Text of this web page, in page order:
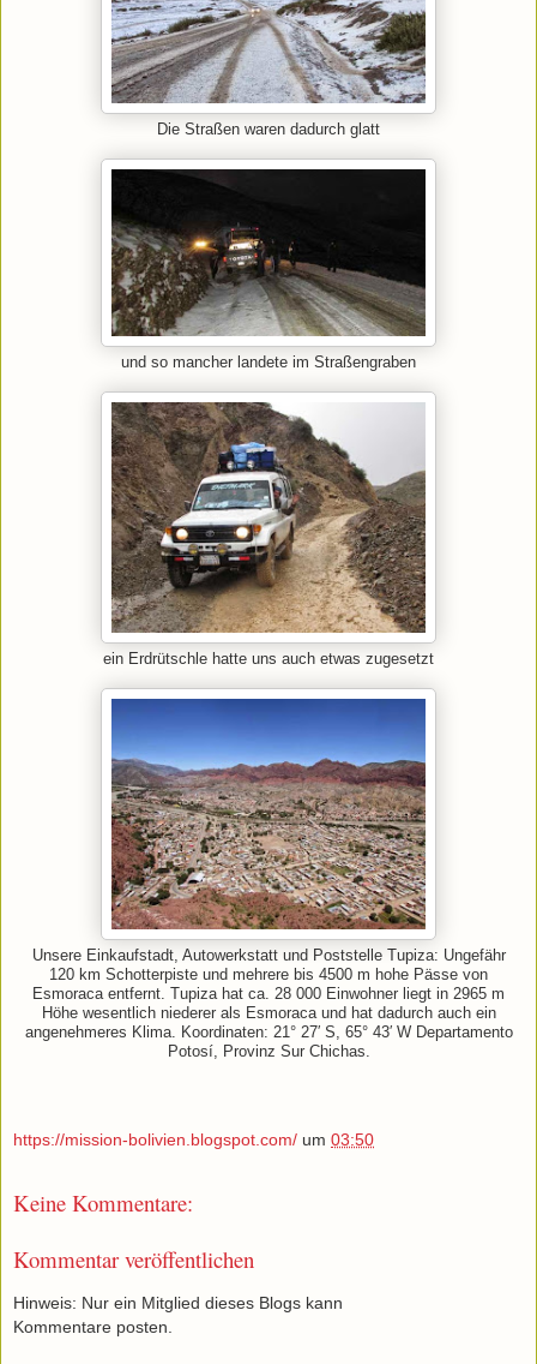
Die Straßen waren dadurch glatt
und so mancher landete im Straßengraben
ein Erdrütschle hatte uns auch etwas zugesetzt
Unsere Einkaufstadt, Autowerkstatt und Poststelle Tupiza: Ungefähr
120 km Schotterpiste und mehrere bis 4500 m hohe Pässe von
Esmoraca entfernt. Tupiza hat ca. 28 000 Einwohner liegt in 2965 m
Höhe wesentlich niederer als Esmoraca und hat dadurch auch ein
angenehmeres Klima. Koordinaten: 21° 27′ S, 65° 43′ W Departamento
Potosí, Provinz Sur Chichas.
https://mission-bolivien.blogspot.com/ um 03:50
Keine Kommentare:
Kommentar veröffentlichen
Hinweis: Nur ein Mitglied dieses Blogs kann
Kommentare posten.